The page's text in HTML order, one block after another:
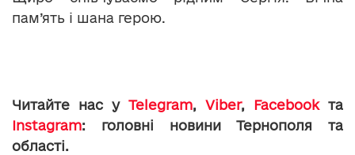
пам’ять і шана герою.
Читайте нас у Telegram, Viber, Facebookта
Instagram: головні новини Тернополя та
області.